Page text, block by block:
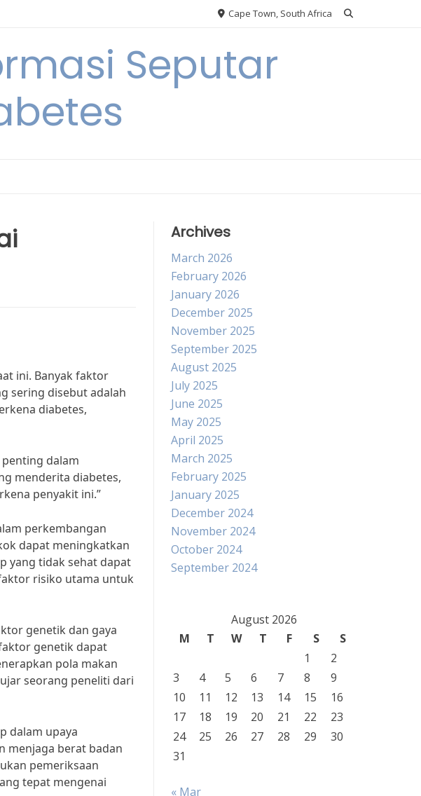
Cape Town, South Africa
Seputar
ini. Banyak faktor
sering disebut adalah
diabetes,
dalam
menderita diabetes,
penyakit ini.”
perkembangan
dapat meningkatkan
yang tidak sehat dapat
risiko utama untuk
genetik dan gaya
genetik dapat
pola makan
seorang peneliti dari
dalam upaya
menjaga berat badan
pemeriksaan
tepat mengenai
Archives
March 2026
February 2026
January 2026
December 2025
November 2025
September 2025
August 2025
July 2025
June 2025
May 2025
April 2025
March 2025
February 2025
January 2025
December 2024
November 2024
October 2024
September 2024
August 2026
M
T W T F S
S
1
2
3
4 5 6 7 8
9
10
11 12 13 14 15
16
17
18 19 20 21 22
23
24
25 26 27 28 29
30
31
« Mar